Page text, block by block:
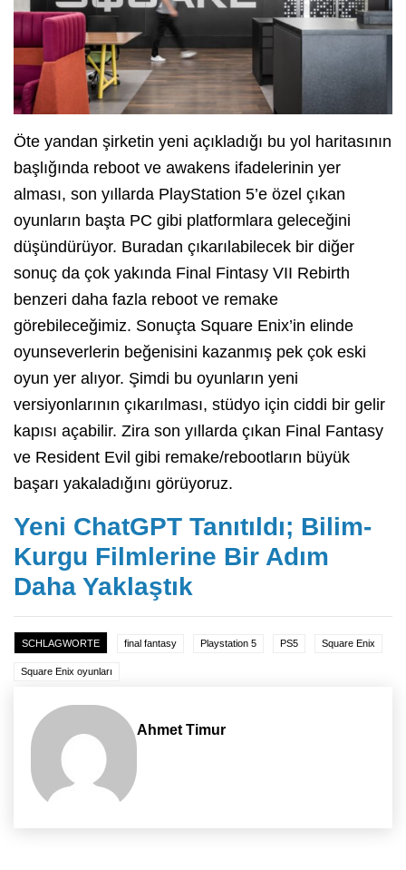
Öte yandan şirketin yeni açıkladığı bu yol haritasının
başlığında reboot ve awakens ifadelerinin yer
alması, son yıllarda PlayStation 5’e özel çıkan
oyunların başta PC gibi platformlara geleceğini
düşündürüyor. Buradan çıkarılabilecek bir diğer
sonuç da çok yakında Final Fintasy VII Rebirth
benzeri daha fazla reboot ve remake
görebileceğimiz. Sonuçta Square Enix’in elinde
oyunseverlerin beğenisini kazanmış pek çok eski
oyun yer alıyor. Şimdi bu oyunların yeni
versiyonlarının çıkarılması, stüdyo için ciddi bir gelir
kapısı açabilir. Zira son yıllarda çıkan Final Fantasy
ve Resident Evil gibi remake/rebootların büyük
başarı yakaladığını görüyoruz.
Yeni ChatGPT Tanıtıldı; Bilim-
Kurgu Filmlerine Bir Adım
Daha Yaklaştık
SCHLAGWORTE final fantasy Playstation 5 PS5 Square Enix
Square Enix oyunları
Ahmet Timur